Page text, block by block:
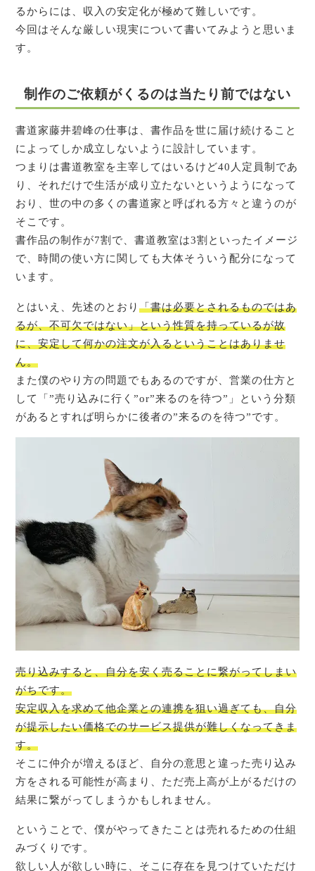
るからには、収入の安定化が極めて難しいです。
今回はそんな厳しい現実について書いてみようと思いま
す。
制作のご依頼がくるのは当たり前ではない
書道家藤井碧峰の仕事は、書作品を世に届け続けること
によってしか成立しないように設計しています。
つまりは書道教室を主宰してはいるけど40人定員制であ
り、それだけで生活が成り立たないというようになって
おり、世の中の多くの書道家と呼ばれる方々と違うのが
そこです。
書作品の制作が7割で、書道教室は3割といったイメージ
で、時間の使い方に関しても大体そういう配分になって
います。
とはいえ、先述のとおり「書は必要とされるものではあ
るが、不可欠ではない」という性質を持っているが故
に、安定して何かの注文が入るということはありませ
ん。
また僕のやり方の問題でもあるのですが、営業の仕方と
して「”売り込みに行く”or”来るのを待つ”」という分類
があるとすれば明らかに後者の”来るのを待つ”です。
売り込みすると、自分を安く売ることに繋がってしまい
がちです。
安定収入を求めて他企業との連携を狙い過ぎても、自分
が提示したい価格でのサービス提供が難しくなってきま
す。
そこに仲介が増えるほど、自分の意思と違った売り込み
方をされる可能性が高まり、ただ売上高が上がるだけの
結果に繋がってしまうかもしれません。
ということで、僕がやってきたことは売れるための仕組
みづくりです。
欲しい人が欲しい時に、そこに存在を見つけていただけ